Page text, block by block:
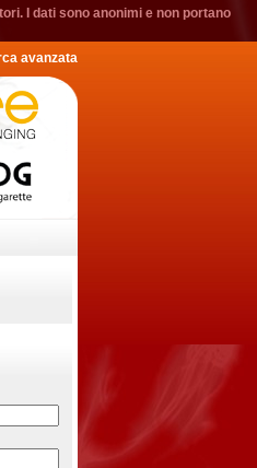
I dati sono anonimi e non portano
avanzata